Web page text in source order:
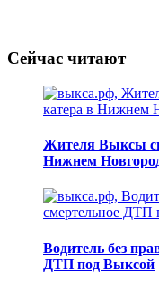
Сейчас читают
Жителя Выксы
Нижнем
Водитель без
ДТП под Выксой